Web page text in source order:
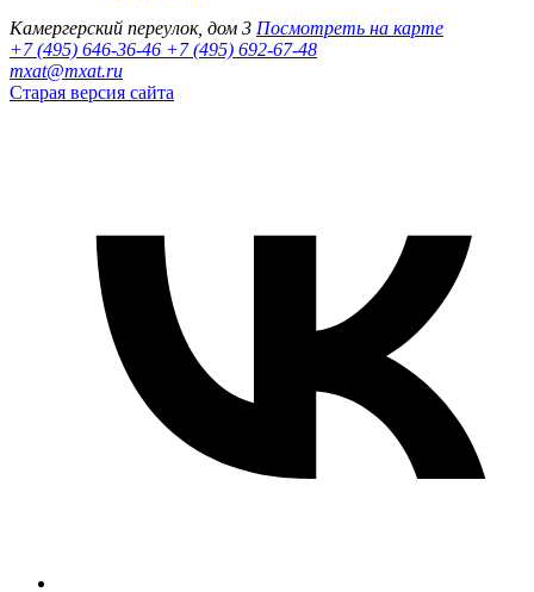
Камергерский переулок, дом 3 Посмотреть на карте
+7 (495) 646-36-46 +7 (495) 692-67-48‬
mxat@mxat.ru
Старая версия сайта